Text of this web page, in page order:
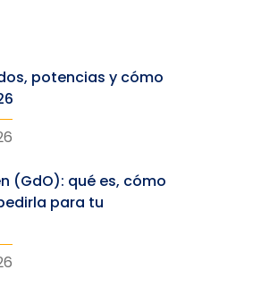
potencias y cómo
(GdO): qué es, cómo
para tu